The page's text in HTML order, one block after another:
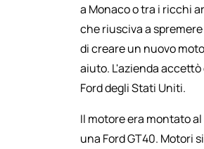
a Monaco o tra i ricchi
che riusciva a
di creare un nuovo
aiuto. L'azienda
Ford degli Stati Uniti.
Il motore era montato
una Ford GT40. Motori